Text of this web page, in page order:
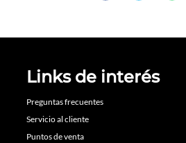
Links de interés
Preguntas frecuentes
Servicio al cliente
Puntos de venta